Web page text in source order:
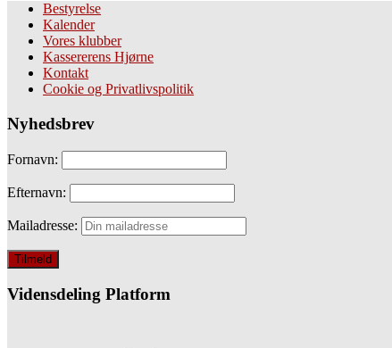
Bestyrelse
Kalender
Vores klubber
Kassererens Hjørne
Kontakt
Cookie og Privatlivspolitik
Nyhedsbrev
Fornavn:
Efternavn:
Mailadresse:
Vidensdeling Platform